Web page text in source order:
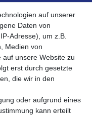
auf unserer
Daten von
Adresse), um z.B.
Medien von
unsere Website zu
erst durch gesetzte
die wir in den
oder aufgrund eines
kann erteilt